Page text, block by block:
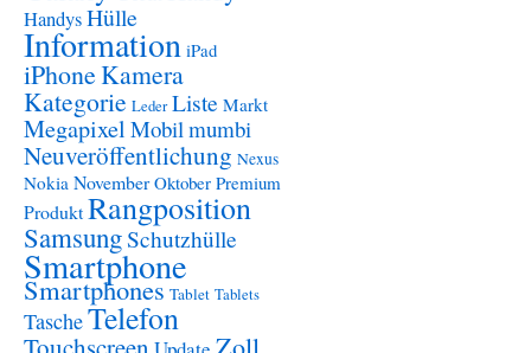
HandysHülle
Information iPad
iPhoneKamera
Kategorie Leder Liste Markt
Megapixel Mobilmumbi
Neuveröffentlichung Nexus
Nokia November Oktober Premium
ProduktRangposition
SamsungSchutzhülle
Smartphone
Smartphones Tablet Tablets
TascheTelefon